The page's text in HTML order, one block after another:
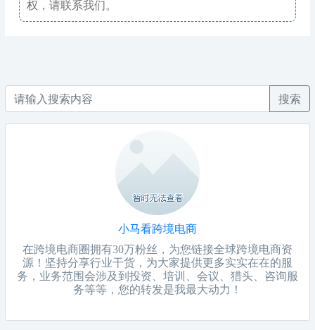
权，请联系我们。
搜索
小马看跨境电商
在跨境电商圈拥有30万粉丝，为您链接全球跨境电商资
源！坚持分享行业干货，为大家提供更多实实在在的服
务，业务范围会涉及到投资、培训、会议、猎头、咨询服
务等等，您的转发是我最大动力！